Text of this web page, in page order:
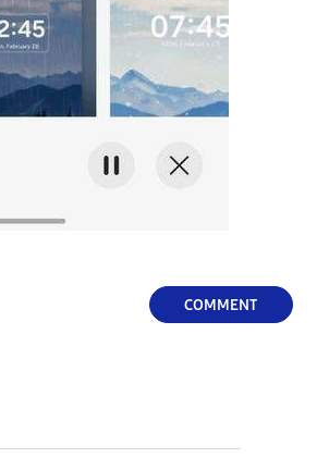
COMMENT